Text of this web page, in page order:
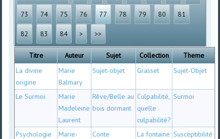
73 74 75 76 77 78 79 80 81
82 83 84 > >>
Titre Auteur Sujet Collection
Theme
La divine
origine
Marie
Balmary
Sujet-objet Grasset Sujet-Objet
Le Surmoi
Marie
Madeleine
Laurent
Rêve/Belle au
bois dormant
Culpabilité,
quelle
culpabilité?
Surmoi
Psychologie
Marie-
Conte
La fontaine Susceptibilité